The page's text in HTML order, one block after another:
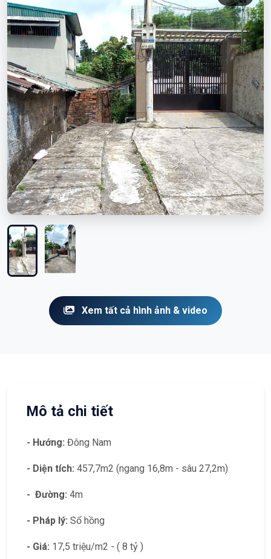
Xem tất cả hình ảnh & video
Mô tả chi tiết
- Hướng: Đông Nam
- Diện tích: 457,7m2 (ngang 16,8m - sâu 27,2m)
- Đường: 4m
- Pháp lý: Sổ hồng
- Giá: 17,5 triệu/m2 - ( 8 tỷ )